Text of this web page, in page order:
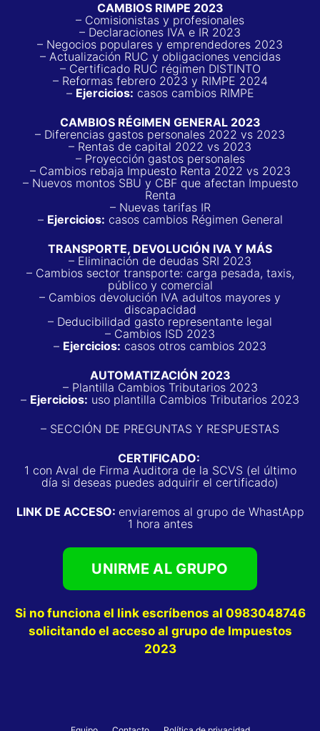
CAMBIOS RIMPE 2023
– Comisionistas y profesionales
– Declaraciones IVA e IR 2023
– Negocios populares y emprendedores 2023
– Actualización RUC y obligaciones vencidas
– Certificado RUC régimen DISTINTO
– Reformas febrero 2023 y RIMPE 2024
– Ejercicios: casos cambios RIMPE
CAMBIOS RÉGIMEN GENERAL 2023
– Diferencias gastos personales 2022 vs 2023
– Rentas de capital 2022 vs 2023
– Proyección gastos personales
– Cambios rebaja Impuesto Renta 2022 vs 2023
– Nuevos montos SBU y CBF que afectan Impuesto
Renta
– Nuevas tarifas IR
– Ejercicios: casos cambios Régimen General
TRANSPORTE, DEVOLUCIÓN IVA Y MÁS
– Eliminación de deudas SRI 2023
– Cambios sector transporte: carga pesada, taxis,
público y comercial
– Cambios devolución IVA adultos mayores y
discapacidad
– Deducibilidad gasto representante legal
– Cambios ISD 2023
– Ejercicios: casos otros cambios 2023
AUTOMATIZACIÓN 2023
– Plantilla Cambios Tributarios 2023
– Ejercicios: uso plantilla Cambios Tributarios 2023
– SECCIÓN DE PREGUNTAS Y RESPUESTAS
CERTIFICADO:
1 con Aval de Firma Auditora de la SCVS (el último
día si deseas puedes adquirir el certificado)
LINK DE ACCESO: enviaremos al grupo de WhastApp
1 hora antes
UNIRME AL GRUPO
Si no funciona el link escríbenos al 0983048746
solicitando el acceso al grupo de Impuestos
2023